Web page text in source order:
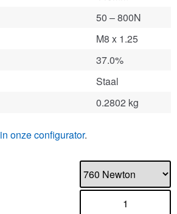
50 – 800N
M8 x 1.25
37.0%
Staal
0.2802 kg
in onze configurator.